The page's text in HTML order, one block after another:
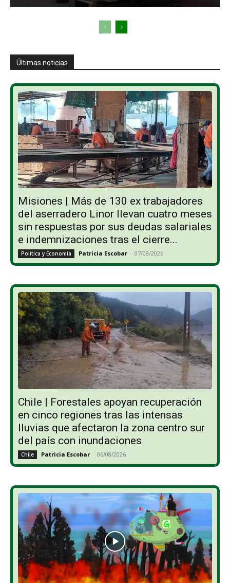
Últimas noticias
Misiones | Más de 130 ex trabajadores
del aserradero Linor llevan cuatro meses
sin respuestas por sus deudas salariales
e indemnizaciones tras el cierre...
Política y Economía Patricia Escobar - 07/08/2026
Chile | Forestales apoyan recuperación
en cinco regiones tras las intensas
lluvias que afectaron la zona centro sur
del país con inundaciones
Chile Patricia Escobar - 06/08/2026